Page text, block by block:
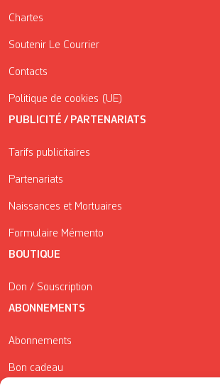
Chartes
Soutenir Le Courrier
Contacts
Politique de cookies (UE)
PUBLICITÉ / PARTENARIATS
Tarifs publicitaires
Partenariats
Naissances et Mortuaires
Formulaire Mémento
BOUTIQUE
Don / Souscription
ABONNEMENTS
Abonnements
Bon cadeau